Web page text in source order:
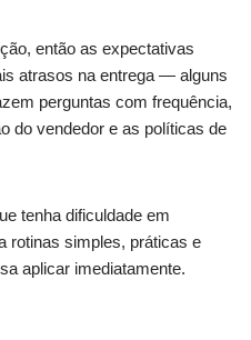
então as expectativas
atrasos na entrega — alguns
perguntas com frequência,
do vendedor e as políticas de
tenha dificuldade em
rotinas simples, práticas e
aplicar imediatamente.